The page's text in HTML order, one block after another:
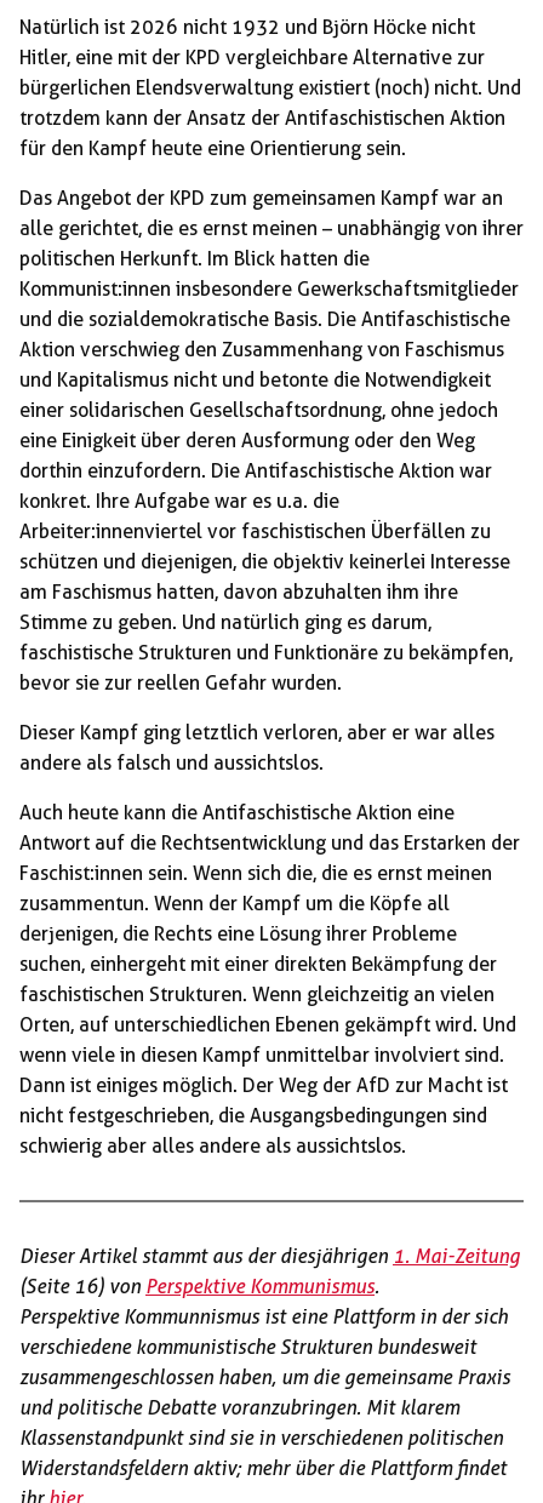
Natürlich ist 2026 nicht 1932 und Björn Höcke nicht
Hitler, eine mit der KPD vergleichbare Alternative zur
bürgerlichen Elendsverwaltung existiert (noch) nicht. Und
trotzdem kann der Ansatz der Antifaschistischen Aktion
für den Kampf heute eine Orientierung sein.
Das Angebot der KPD zum gemeinsamen Kampf war an
alle gerichtet, die es ernst meinen – unabhängig von ihrer
politischen Herkunft. Im Blick hatten die
Kommunist:innen insbesondere Gewerkschaftsmitglieder
und die sozialdemokratische Basis. Die Antifaschistische
Aktion verschwieg den Zusammenhang von Faschismus
und Kapitalismus nicht und betonte die Notwendigkeit
einer solidarischen Gesellschaftsordnung, ohne jedoch
eine Einigkeit über deren Ausformung oder den Weg
dorthin einzufordern. Die Antifaschistische Aktion war
konkret. Ihre Aufgabe war es u.a. die
Arbeiter:innenviertel vor faschistischen Überfällen zu
schützen und diejenigen, die objektiv keinerlei Interesse
am Faschismus hatten, davon abzuhalten ihm ihre
Stimme zu geben. Und natürlich ging es darum,
faschistische Strukturen und Funktionäre zu bekämpfen,
bevor sie zur reellen Gefahr wurden.
Dieser Kampf ging letztlich verloren, aber er war alles
andere als falsch und aussichtslos.
Auch heute kann die Antifaschistische Aktion eine
Antwort auf die Rechtsentwicklung und das Erstarken der
Faschist:innen sein. Wenn sich die, die es ernst meinen
zusammentun. Wenn der Kampf um die Köpfe all
derjenigen, die Rechts eine Lösung ihrer Probleme
suchen, einhergeht mit einer direkten Bekämpfung der
faschistischen Strukturen. Wenn gleichzeitig an vielen
Orten, auf unterschiedlichen Ebenen gekämpft wird. Und
wenn viele in diesen Kampf unmittelbar involviert sind.
Dann ist einiges möglich. Der Weg der AfD zur Macht ist
nicht festgeschrieben, die Ausgangsbedingungen sind
schwierig aber alles andere als aussichtslos.
Dieser Artikel stammt aus der diesjährigen 1. Mai-Zeitung
(Seite 16) von Perspektive Kommunismus.
Perspektive Kommunnismus ist eine Plattform in der sich
verschiedene kommunistische Strukturen bundesweit
zusammengeschlossen haben, um die gemeinsame Praxis
und politische Debatte voranzubringen. Mit klarem
Klassenstandpunkt sind sie in verschiedenen politischen
Widerstandsfeldern aktiv; mehr über die Plattform findet